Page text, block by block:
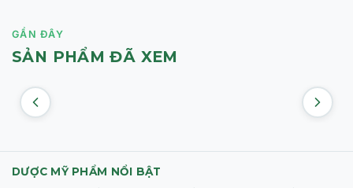
GẦN ĐÂY
SẢN PHẨM ĐÃ XEM
DƯỢC MỸ PHẨM NỔI BẬT